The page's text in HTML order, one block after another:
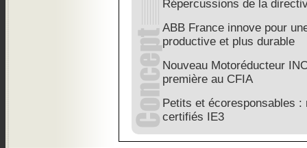
Répercussions de la
ABB France innove pour
productive et plus durable
Nouveau Motoréducteur
première au CFIA
Petits et écoresponsables
certifiés IE3